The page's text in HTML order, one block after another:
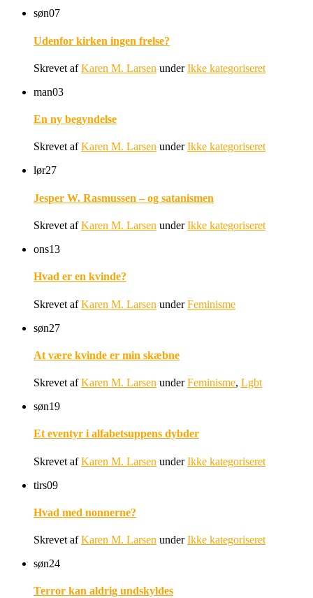
søn07
Udenfor kirken ingen frelse?
Skrevet afKaren M. Larsen underIkke kategoriseret
man03
En ny begyndelse
Skrevet afKaren M. Larsen underIkke kategoriseret
lør27
Jesper W. Rasmussen – og satanismen
Skrevet afKaren M. Larsen underIkke kategoriseret
ons13
Hvad er en kvinde?
Skrevet afKaren M. Larsen underFeminisme
søn27
At være kvinde er min skæbne
Skrevet afKaren M. Larsen underFeminisme, Lgbt
søn19
Et eventyr i alfabetsuppens dybder
Skrevet afKaren M. Larsen underIkke kategoriseret
tirs09
Hvad med nonnerne?
Skrevet afKaren M. Larsen underIkke kategoriseret
søn24
Terror kan aldrig undskyldes